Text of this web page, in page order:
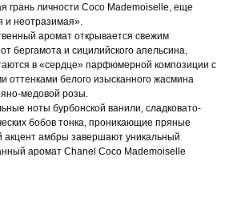
грань личности Coco Mademoiselle, еще
и неотразимая».
аромат открывается свежим
бергамота и сицилийского апельсина,
в «сердце» парфюмерной композиции с
оттенками белого изысканного жасмина
медовой розы.
ноты бурбонской ванили, сладковато-
бобов тонка, проникающие пряные
акцент амбры завершают уникальный
аромат Chanel Coco Mademoiselle